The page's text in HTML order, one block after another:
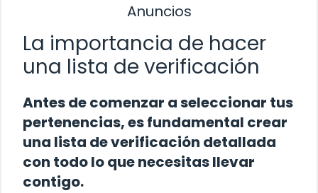
Anuncios
La importancia de hacer
una lista de verificación
Antes de comenzar a seleccionar tus
pertenencias, es fundamental crear
una lista de verificación detallada
con todo lo que necesitas llevar
contigo.